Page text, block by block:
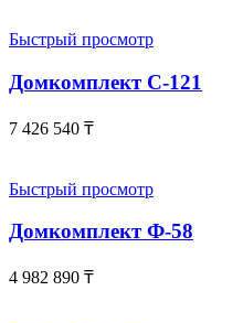
Быстрый просмотр
Домкомплект С-121
7 426 540 ₸
Быстрый просмотр
Домкомплект Ф-58
4 982 890 ₸